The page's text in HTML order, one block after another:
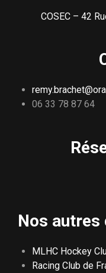
COSEC – 42
06 33 78 87 64
Nos autres
MLHC Hockey
Racing Club de